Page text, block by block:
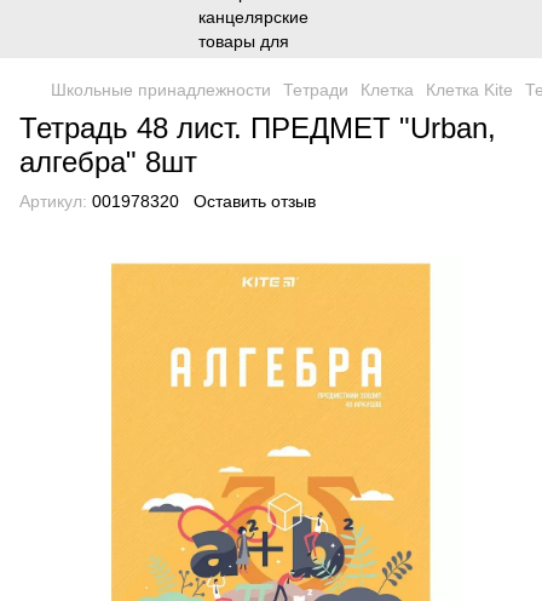
Школьные принадлежности Тетради Клетка Клетка Kite
Тетрадь 48 лист. ПРЕДМЕТ "Urban,
алгебра" 8шт
Артикул: 001978320 Оставить отзыв